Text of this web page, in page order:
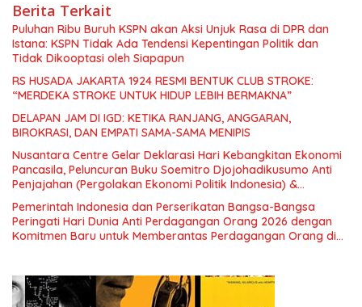
Berita Terkait
Puluhan Ribu Buruh KSPN akan Aksi Unjuk Rasa di DPR dan
Istana: KSPN Tidak Ada Tendensi Kepentingan Politik dan
Tidak Dikooptasi oleh Siapapun
RS HUSADA JAKARTA 1924 RESMI BENTUK CLUB STROKE:
“MERDEKA STROKE UNTUK HIDUP LEBIH BERMAKNA”
DELAPAN JAM DI IGD: KETIKA RANJANG, ANGGARAN,
BIROKRASI, DAN EMPATI SAMA-SAMA MENIPIS
Nusantara Centre Gelar Deklarasi Hari Kebangkitan Ekonomi
Pancasila, Peluncuran Buku Soemitro Djojohadikusumo Anti
Penjajahan (Pergolakan Ekonomi Politik Indonesia) &
Simposium Nasional “Urgensi Undang-Undang Perekonomian
Nasional dan Kesejahteraan Sosial dalam Menata Bangsa
Menuju Indonesia Emas 2045”,
Pemerintah Indonesia dan Perserikatan Bangsa-Bangsa
Peringati Hari Dunia Anti Perdagangan Orang 2026 dengan
Komitmen Baru untuk Memberantas Perdagangan Orang di